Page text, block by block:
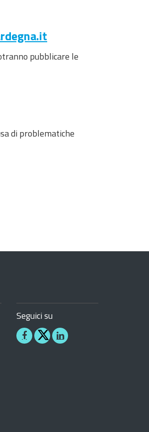
pubblicare le
di problematiche
Seguici su
Seguici
Seguici